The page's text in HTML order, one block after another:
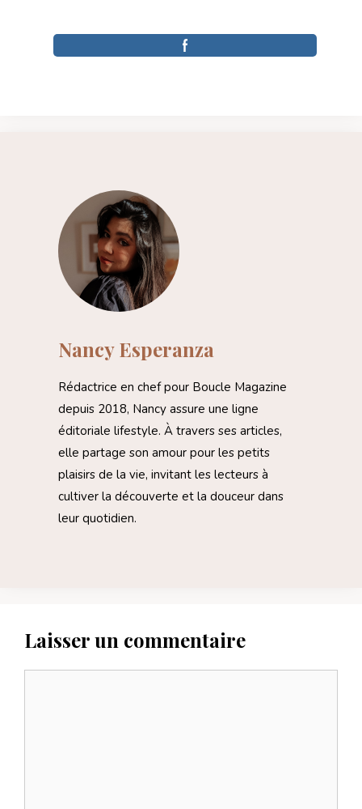
Nancy Esperanza
Rédactrice en chef pour Boucle Magazine
depuis 2018, Nancy assure une ligne
éditoriale lifestyle. À travers ses articles,
elle partage son amour pour les petits
plaisirs de la vie, invitant les lecteurs à
cultiver la découverte et la douceur dans
leur quotidien.
Laisser un commentaire